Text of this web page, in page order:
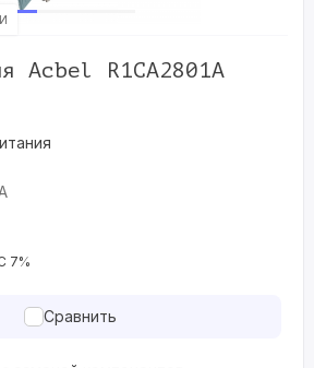
Acbel R1CA2801A
7%
Сравнить